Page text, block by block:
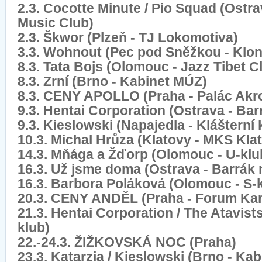
2.3. Cocotte Minute / Pio Squad
Music Club)
2.3. Škwor (Plzeň - TJ Lokomotiva)
3.3. Wohnout (Pec pod Sněžkou -
8.3. Tata Bojs (Olomouc - Jazz Tibet
8.3. Zrní (Brno - Kabinet MÚZ)
8.3. CENY APOLLO (Praha - Palác
9.3. Hentai Corporation (Ostrava -
9.3. Kieslowski (Napajedla - Klášterní
10.3. Michal Hrůza (Klatovy - MKS
14.3. Mňága a Žďorp (Olomouc - U-
16.3. Už jsme doma (Ostrava - Barrák
16.3. Barbora Poláková (Olomouc - S-
20.3. CENY ANDĚL (Praha - Forum
21.3. Hentai Corporation / The
klub)
22.-24.3. ŽIŽKOVSKÁ NOC (Praha)
23.3. Katarzia / Kieslowski (Brno -